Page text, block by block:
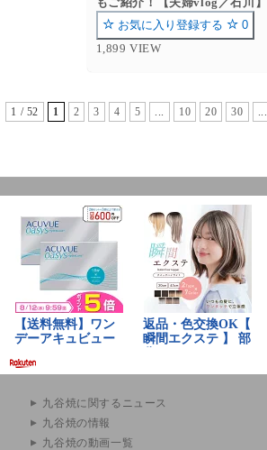
お気に入り登録する
0
1,899 VIEW
1 / 52 1 2 3 4 5 ... 10 20 30 ...
九谷焼に関するニュース
九谷焼の情報
九谷焼の動画一覧